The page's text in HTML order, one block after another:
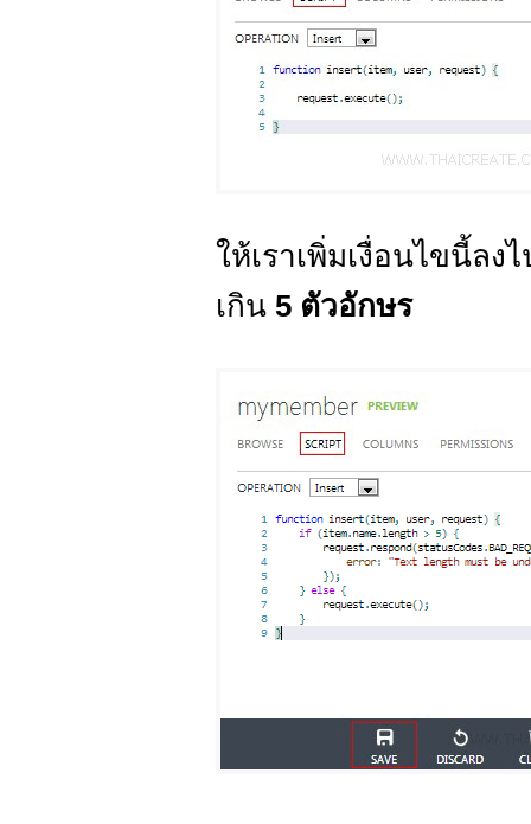
ให้เราเพิ่มเงื่อนไขนี้ล
เกิน 5 ตัวอักษร